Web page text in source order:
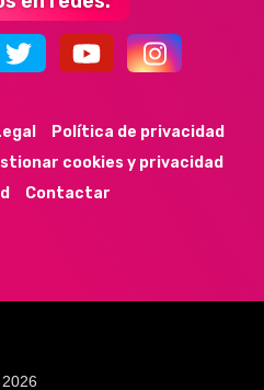
Política de privacidad
cookies y privacidad
Contactar